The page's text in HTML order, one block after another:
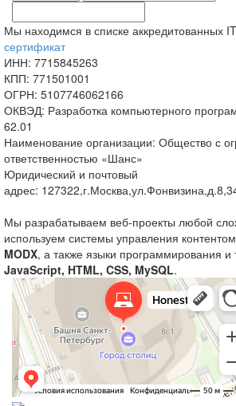
Мы находимся в списке аккредитованных
сертификат
ИНН: 7715845263
КПП: 771501001
ОГРН: 5107746062166
ОКВЭД: Разработка компьютерного
62.01
Наименование организации: Общество с
ответственностью «Шанс»
Юридический и почтовый
адрес: 127322,г.Москва,ул.Фонвизина,д.
Мы разрабатываем веб-проекты любой
используем системы управления контентом
MODX, а также языки программирования и
JavaScript, HTML, CSS, MySQL.